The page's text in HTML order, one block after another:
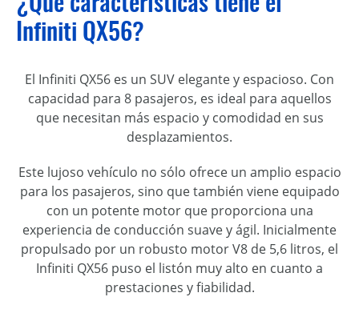
Infiniti QX56?
El Infiniti QX56 es un SUV elegante y espacioso. Con
capacidad para 8 pasajeros, es ideal para aquellos
que necesitan más espacio y comodidad en sus
desplazamientos.
Este lujoso vehículo no sólo ofrece un amplio espacio
para los pasajeros, sino que también viene equipado
con un potente motor que proporciona una
experiencia de conducción suave y ágil. Inicialmente
propulsado por un robusto motor V8 de 5,6 litros, el
Infiniti QX56 puso el listón muy alto en cuanto a
prestaciones y fiabilidad.